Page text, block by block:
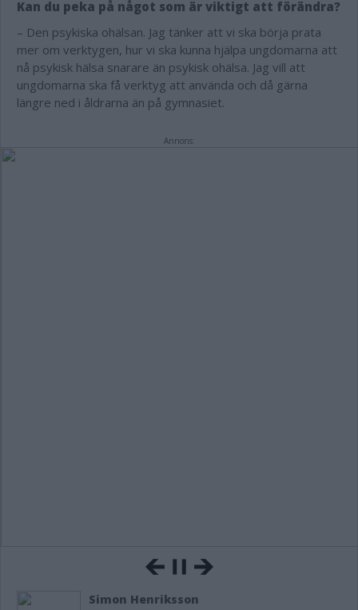
Kan du peka på något som är viktigt att förändra?
– Den psykiska ohälsan. Jag tänker att vi ska börja prata
mer om verktygen, hur vi ska kunna hjälpa ungdomarna att
nå psykisk hälsa snarare än psykisk ohälsa. Jag vill att
ungdomarna ska få verktyg att använda och då gärna
längre ned i åldrarna än på gymnasiet.
Annons:
Simon Henriksson